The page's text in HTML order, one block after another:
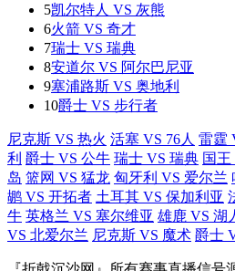
5凯尔特人 VS 灰熊
6火箭 VS 奇才
7瑞士 VS 瑞典
8安道尔 VS 阿尔巴尼亚
9塞浦路斯 VS 奥地利
10爵士 VS 步行者
尼克斯 VS 热火 活塞 VS 76人 雷霆
利 爵士 VS 公牛 瑞士 VS 瑞典 国王
岛 篮网 VS 猛龙 匈牙利 VS 爱尔兰
鹕 VS 开拓者 土耳其 VS 保加利亚
牛 英格兰 VS 塞尔维亚 雄鹿 VS 湖
VS 北爱尔兰 尼克斯 VS 魔术 爵士